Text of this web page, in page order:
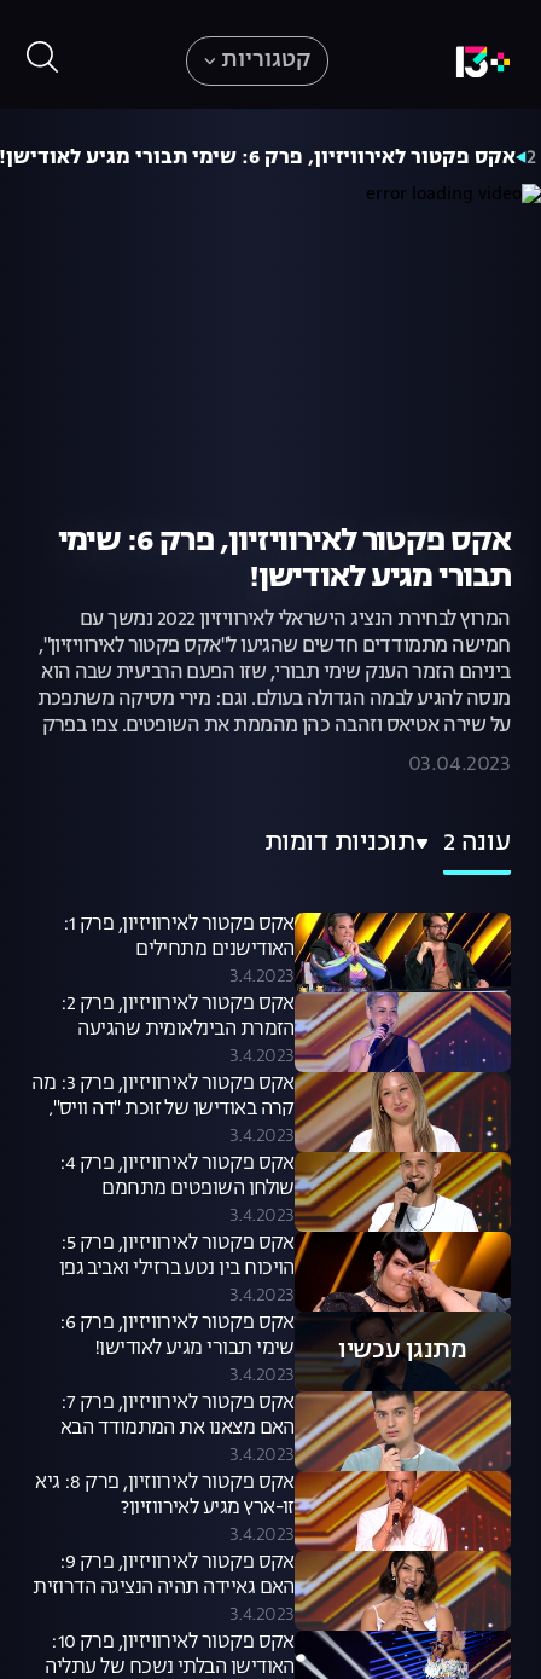
קטגוריות
אקס פקטור לאירוויזיון, פרק 6: שימי תבורי מגיע לאודישן!
אקס פקטור לאירוויזיון, פרק 6: שימי
תבורי מגיע לאודישן!
המרוץ לבחירת הנציג הישראלי לאירוויזיון 2022 נמשך עם
חמישה מתמודדים חדשים שהגיעו ל"אקס פקטור לאירוויזיון",
ביניהם הזמר הענק שימי תבורי, שזו הפעם הרביעית שבה הוא
מנסה להגיע לבמה הגדולה בעולם. וגם: מירי מסיקה משתפכת
על שירה אטיאס וזהבה כהן מהממת את השופטים. צפו בפרק
03.04.2023
עונה 2 תוכניות דומות
אקס פקטור לאירוויזיון, פרק 1:
האודישנים מתחילים
3.4.2023
אקס פקטור לאירוויזיון, פרק 2:
הזמרת הבינלאומית שהגיעה
לאודישנים
3.4.2023
אקס פקטור לאירוויזיון, פרק 3: מה
קרה באודישן של זוכת "דה וויס",
ספיר סבן?
3.4.2023
אקס פקטור לאירוויזיון, פרק 4:
שולחן השופטים מתחמם
3.4.2023
אקס פקטור לאירוויזיון, פרק 5:
הויכוח בין נטע ברזילי ואביב גפן
3.4.2023
מתנגן עכשיו
אקס פקטור לאירוויזיון, פרק 6:
שימי תבורי מגיע לאודישן!
3.4.2023
אקס פקטור לאירוויזיון, פרק 7:
האם מצאנו את המתמודד הבא
שלנו לאירוויזיון?
3.4.2023
אקס פקטור לאירווזיון, פרק 8: גיא
זו-ארץ מגיע לאירווזיון?
3.4.2023
אקס פקטור לאירוויזיון, פרק 9:
האם גאיידה תהיה הנציגה הדרוזית
הראשונה לאירוויזיון?
3.4.2023
אקס פקטור לאירוויזיון, פרק 10:
האודישן הבלתי נשכח של עתליה